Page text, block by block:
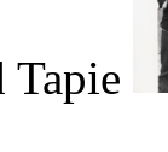
Tapie